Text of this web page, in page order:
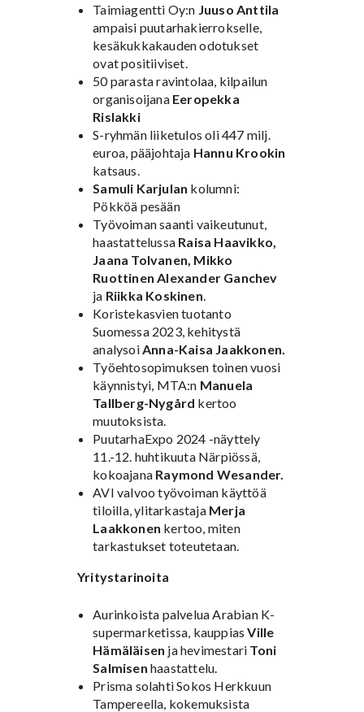
Taimiagentti Oy:n Juuso Anttila
ampaisi puutarhakierrokselle,
kesäkukkakauden odotukset
ovat positiiviset.
50 parasta ravintolaa, kilpailun
organisoijana Eeropekka
Rislakki
S-ryhmän liiketulos oli 447 milj.
euroa, pääjohtaja Hannu Krookin
katsaus.
Samuli Karjulan kolumni:
Pökköä pesään
Työvoiman saanti vaikeutunut,
haastattelussa Raisa Haavikko,
Jaana Tolvanen, Mikko
Ruottinen Alexander Ganchev
ja Riikka Koskinen.
Koristekasvien tuotanto
Suomessa 2023, kehitystä
analysoiAnna-Kaisa Jaakkonen.
Työehtosopimuksen toinen vuosi
käynnistyi, MTA:n Manuela
Tallberg-Nygård kertoo
muutoksista.
PuutarhaExpo 2024 -näyttely
11.-12. huhtikuuta Närpiössä,
kokoajana Raymond Wesander.
AVI valvoo työvoiman käyttöä
tiloilla, ylitarkastaja Merja
Laakkonen kertoo, miten
tarkastukset toteutetaan.
Yritystarinoita
Aurinkoista palvelua Arabian K-
supermarketissa, kauppiasVille
Hämäläisen ja hevimestari Toni
Salmisen haastattelu.
Prisma solahti Sokos Herkkuun
Tampereella, kokemuksista